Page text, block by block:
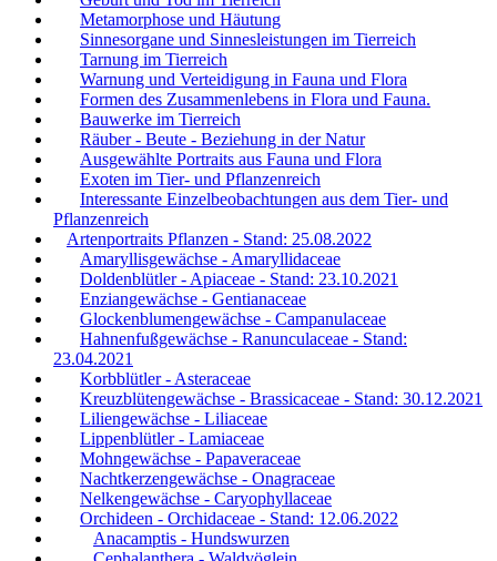
Metamorphose und Häutung
Sinnesorgane und Sinnesleistungen im Tierreich
Tarnung im Tierreich
Warnung und Verteidigung in Fauna und Flora
Formen des Zusammenlebens in Flora und Fauna.
Bauwerke im Tierreich
Räuber - Beute - Beziehung in der Natur
Ausgewählte Portraits aus Fauna und Flora
Exoten im Tier- und Pflanzenreich
Interessante Einzelbeobachtungen aus dem Tier- und
Pflanzenreich
Artenportraits Pflanzen - Stand: 25.08.2022
Amaryllisgewächse - Amaryllidaceae
Doldenblütler - Apiaceae - Stand: 23.10.2021
Enziangewächse - Gentianaceae
Glockenblumengewächse - Campanulaceae
Hahnenfußgewächse - Ranunculaceae - Stand:
23.04.2021
Korbblütler - Asteraceae
Kreuzblütengewächse - Brassicaceae - Stand: 30.12.2021
Liliengewächse - Liliaceae
Lippenblütler - Lamiaceae
Mohngewächse - Papaveraceae
Nachtkerzengewächse - Onagraceae
Nelkengewächse - Caryophyllaceae
Orchideen - Orchidaceae - Stand: 12.06.2022
Anacamptis - Hundswurzen